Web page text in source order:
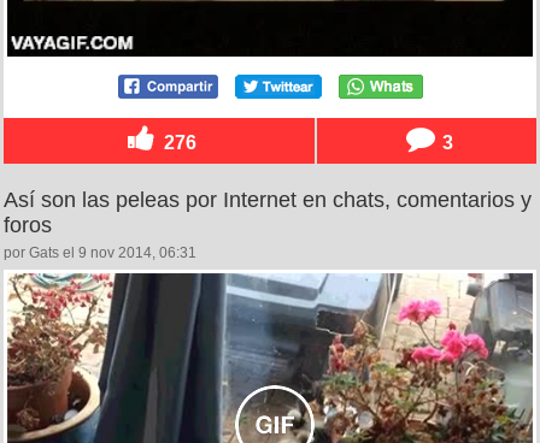
276 3
Así son las peleas por Internet en chats, comentarios y
foros
por Gats el 9 nov 2014, 06:31